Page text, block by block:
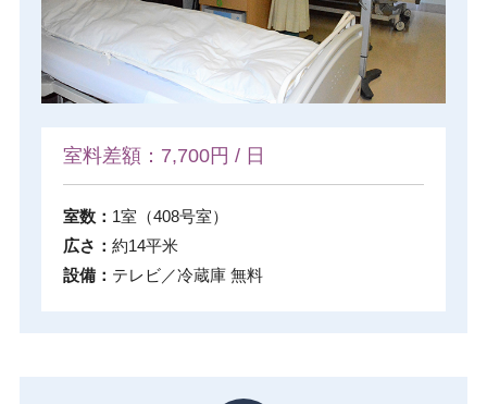
室料差額：7,700円 / 日
室数： 1室（408号室）
広さ： 約14平米
設備： テレビ／冷蔵庫 無料